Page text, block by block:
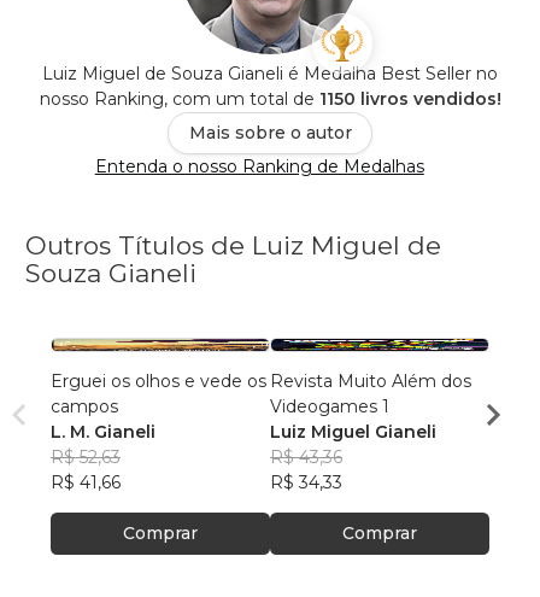
Luiz Miguel de Souza Gianeli é Medalha Best Seller no
nosso Ranking, com um total de 1150 livros vendidos!
Mais sobre o autor
Entenda o nosso Ranking de Medalhas
Outros Títulos de Luiz Miguel de
Souza Gianeli
Erguei os olhos e vede os
campos
L. M. Gianeli
R$ 52,63
R$ 41,66
Comprar
Revista Muito Além dos
Videogames 1
Luiz Miguel Gianeli
R$ 43,36
R$ 34,33
Comprar
Luiz